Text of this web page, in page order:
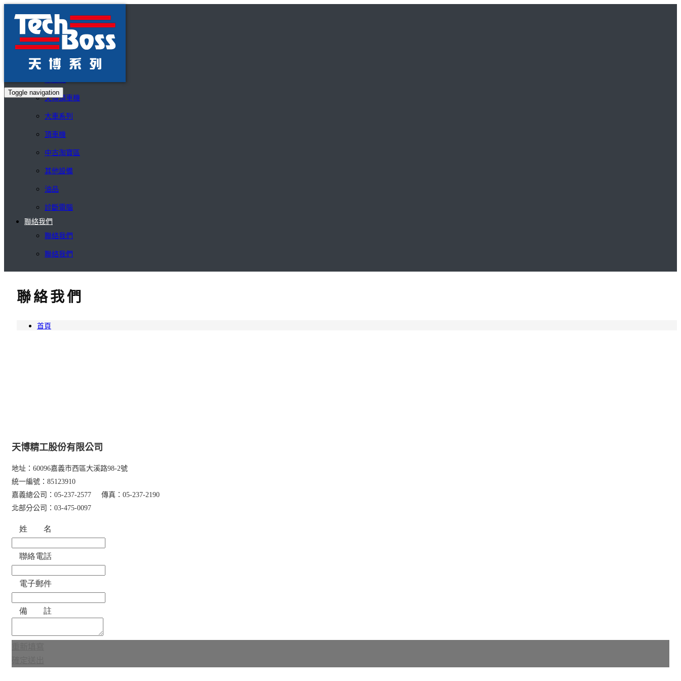
Toggle navigation
公司簡介
產品介紹
V3D四輪定位機
拆胎機
天博頂車機
大車系列
頂車機
中古淘寶區
其他設備
油品
診斷電腦
聯絡我們
聯絡我們
聯絡我們
聯絡我們
首頁
天博精工股份有限公司
地址：60096嘉義市西區大溪路98-2號
統一編號：85123910
嘉義總公司：05-237-2577 傳真：05-237-2190
北部分公司：03-475-0097
姓 名
聯絡電話
電子郵件
備 註